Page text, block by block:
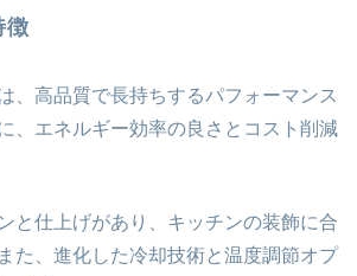
徴
、高品質で長持ちするパフォーマンス
、エネルギー効率の良さとコスト削減
と仕上げがあり、キッチンの装飾に合
た、進化した冷却技術と温度調節オプ